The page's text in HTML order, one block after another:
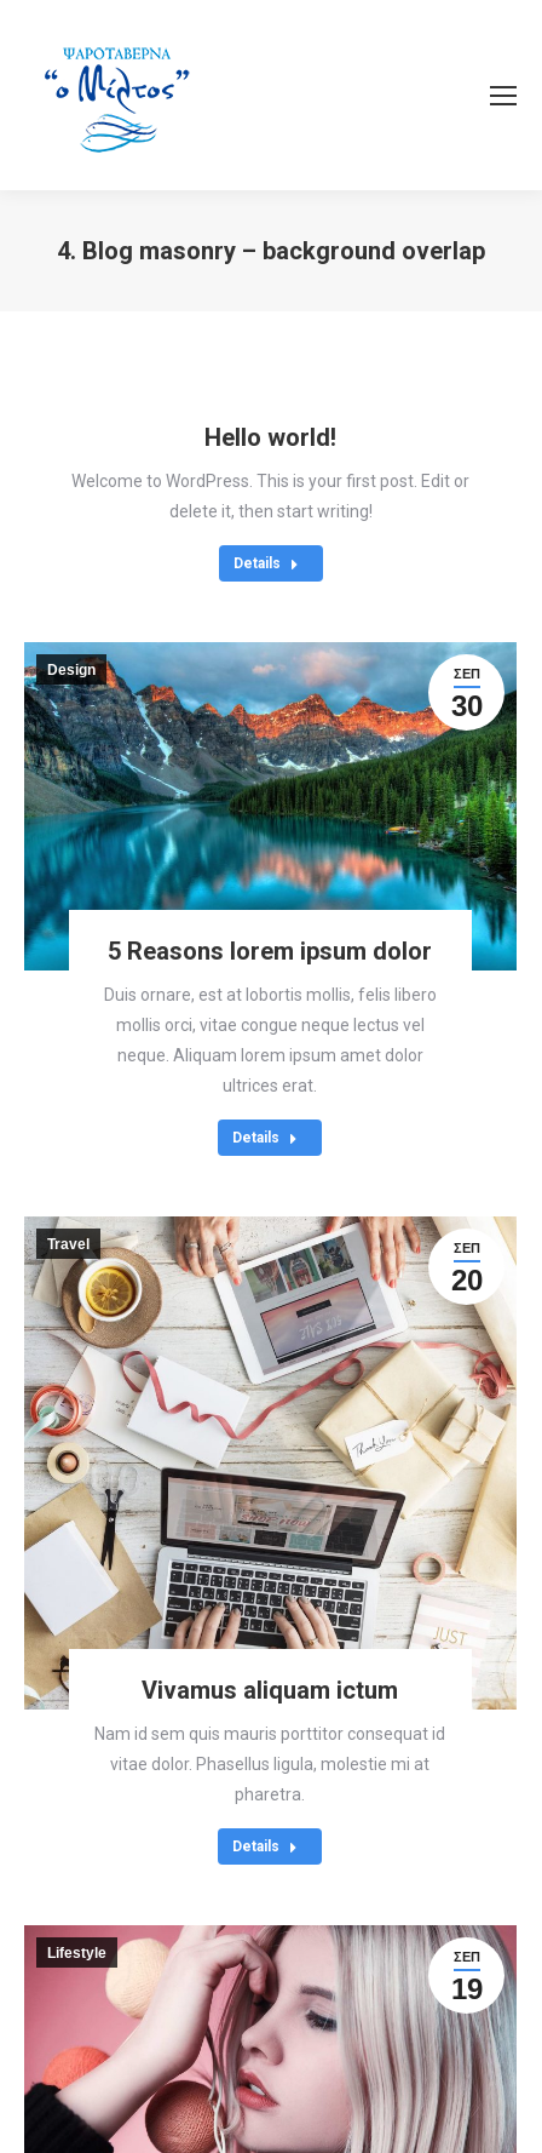
4. Blog masonry – background overlap
Hello world!
Welcome to WordPress. This is your first post. Edit or
delete it, then start writing!
Details
ΣΕΠ
30
Design
5 Reasons lorem ipsum dolor
Duis ornare, est at lobortis mollis, felis libero
mollis orci, vitae congue neque lectus vel
neque. Aliquam lorem ipsum amet dolor
ultrices erat.
Details
ΣΕΠ
20
Travel
Vivamus aliquam ictum
Nam id sem quis mauris porttitor consequat id
vitae dolor. Phasellus ligula, molestie mi at
pharetra.
Details
ΣΕΠ
19
Lifestyle